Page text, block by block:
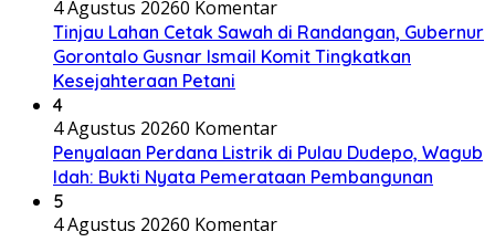
4 Agustus 20260 Komentar
Tinjau Lahan Cetak Sawah di Randangan, Gubernur
Gorontalo Gusnar Ismail Komit Tingkatkan
Kesejahteraan Petani
4
4 Agustus 20260 Komentar
Penyalaan Perdana Listrik di Pulau Dudepo, Wagub
Idah: Bukti Nyata Pemerataan Pembangunan
5
4 Agustus 20260 Komentar